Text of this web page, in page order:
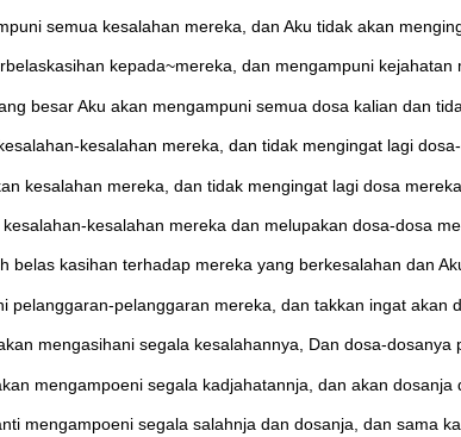
semua kesalahan mereka, dan Aku tidak akan
kepada~mereka, dan mengampuni
besar Aku akan mengampuni semua dosa kalian dan
kesalahan mereka, dan tidak mengingat lagi
kesalahan mereka, dan tidak mengingat lagi dosa
kesalahan mereka dan melupakan dosa-dosa
belas kasihan terhadap mereka yang berkesalahan dan
pelanggaran-pelanggaran mereka, dan takkan ingat akan
mengasihani segala kesalahannya, Dan dosa-dosanya
mengampoeni segala kadjahatannja, dan akan
mengampoeni segala salahnja dan dosanja, dan sama